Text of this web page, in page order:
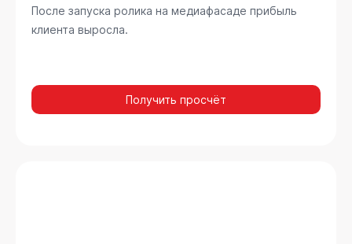
После запуска ролика на медиафасаде прибыль
клиента выросла.
Получить просчёт